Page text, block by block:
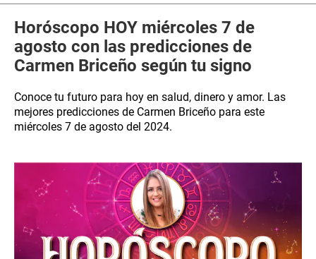
Horóscopo HOY miércoles 7 de
agosto con las predicciones de
Carmen Briceño según tu signo
Conoce tu futuro para hoy en salud, dinero y amor. Las
mejores predicciones de Carmen Briceño para este
miércoles 7 de agosto del 2024.